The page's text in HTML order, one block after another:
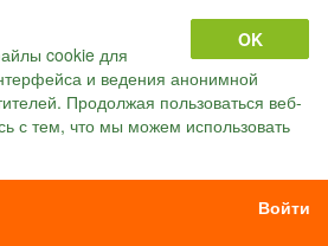
OK
cookie для
и ведения анонимной
Продолжая пользоваться веб-
с тем, что мы можем использовать
Войти